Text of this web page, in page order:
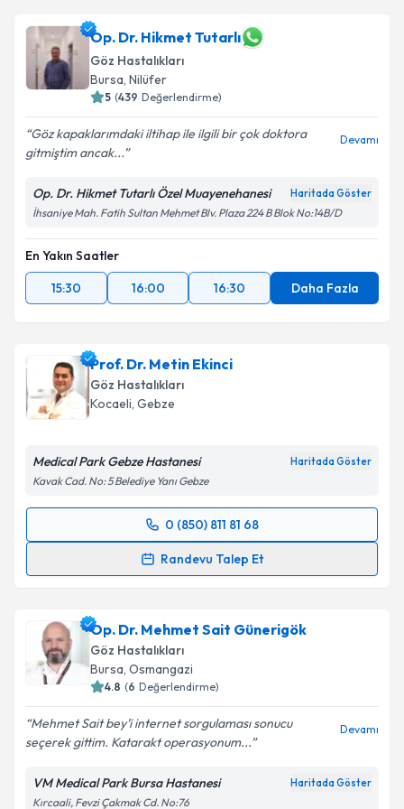
Takvim Talebini Gönder
Dr. Haydar Gölemeziçin randevu takvimi talebi
oluşturun. Size bu uzmandan randevu almanız için bir
takvim hazırlandığında e-posta ile bilgilendireceğiz.
E-posta Adresiniz
Kişisel verilerimin işlenmesine ilişkin
Aydınlatma
Metni'ni okudum ve kişisel verilerimin belirtilen
Takvim Talebini Gönder
Op. Dr. Hikmet Tutarlı
Göz Hastalıkları
Bursa, Nilüfer
5 (439 Değerlendirme)
Göz kapaklarımdaki iltihap ile ilgili bir çok doktora
gitmiştim ancak...
Devamı
Op. Dr. Hikmet Tutarlı Özel Muayenehanesi Haritada Göster
İhsaniye Mah. Fatih Sultan Mehmet Blv. Plaza 224 B Blok No:14B/D
En Yakın Saatler
15:30
16:00 16:30 Daha Fazla
Prof. Dr. Metin Ekinci
Göz Hastalıkları
Kocaeli, Gebze
Medical Park Gebze Hastanesi Haritada Göster
Kavak Cad. No: 5 Belediye Yanı Gebze
0 (850) 811 81 68
Randevu Talep Et
Randevu Takvimi Talebi
takvim hazırlandığında e-posta ile bilgilendireceğiz.
E-posta Adresiniz
Kişisel verilerimin işlenmesine ilişkin
kapsamda işlenmesini kabul ediyorum.
Op. Dr. Mehmet Sait Günerigök
Göz Hastalıkları
Bursa, Osmangazi
4.8 (6 Değerlendirme)
Mehmet Sait bey’i internet sorgulaması sonucu
seçerek gittim. Katarakt operasyonum...
Devamı
VM Medical Park Bursa Hastanesi Haritada Göster
Kırcaali, Fevzi Çakmak Cd. No:76